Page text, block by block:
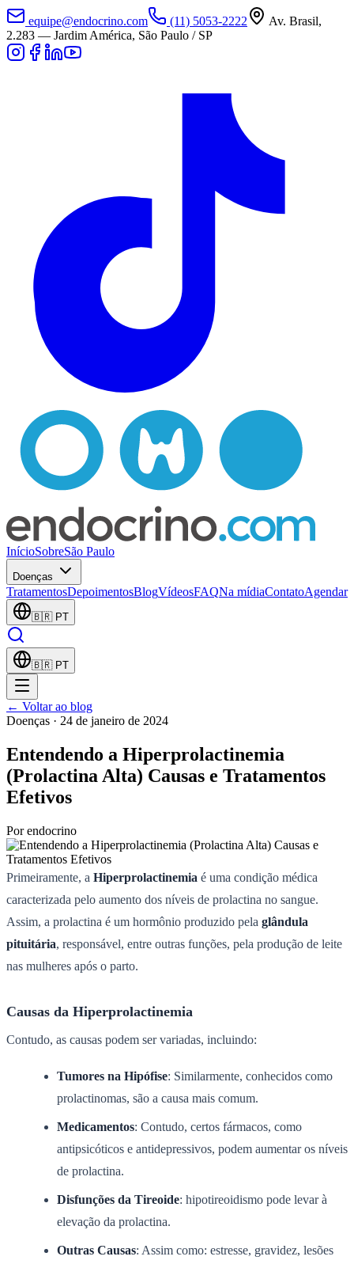
equipe@endocrino.com (11) 5053-2222
Av. Brasil,
2.283 — Jardim América, São Paulo / SP
InícioSobreSão Paulo
Doenças
TratamentosDepoimentosBlogVídeosFAQNa mídiaContatoAgendar
🇧🇷 PT
🇧🇷 PT
← Voltar ao blog
Doenças · 24 de janeiro de 2024
Entendendo a Hiperprolactinemia
(Prolactina Alta) Causas e Tratamentos
Efetivos
Porendocrino
Primeiramente, a Hiperprolactinemia é uma condição médica
caracterizada pelo aumento dos níveis de prolactina no sangue.
Assim, a prolactina é um hormônio produzido pela glândula
pituitária, responsável, entre outras funções, pela produção de leite
nas mulheres após o parto.
Causas da Hiperprolactinemia
Contudo, as causas podem ser variadas, incluindo:
Tumores na Hipófise: Similarmente, conhecidos como
prolactinomas, são a causa mais comum.
Medicamentos: Contudo, certos fármacos, como
antipsicóticos e antidepressivos, podem aumentar os níveis
de prolactina.
Disfunções da Tireoide: hipotireoidismo pode levar à
elevação da prolactina.
Outras Causas: Assim como: estresse, gravidez, lesões